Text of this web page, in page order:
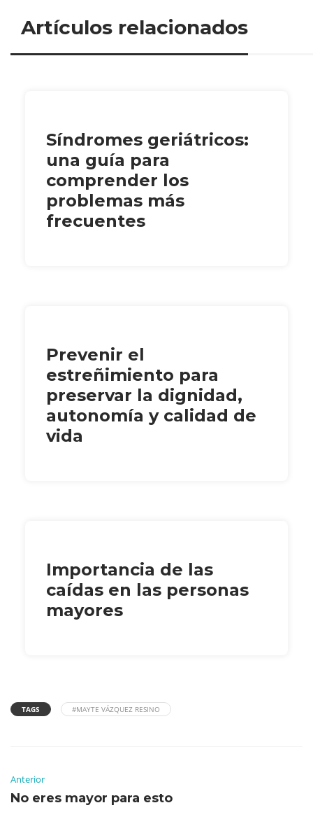
Artículos relacionados
Síndromes geriátricos:
una guía para
comprender los
problemas más
frecuentes
Prevenir el
estreñimiento para
preservar la dignidad,
autonomía y calidad de
vida
Importancia de las
caídas en las personas
mayores
TAGS #MAYTE VÁZQUEZ RESINO
Anterior
No eres mayor para esto